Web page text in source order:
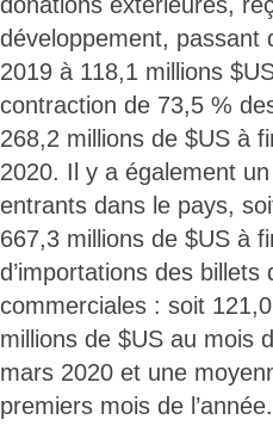
développement, passant
2019 à 118,1 millions
contraction de 73,5 %
268,2 millions de $US à
2020. Il y a également
entrants dans le pays,
667,3 millions de $US à
d’importations des
commerciales : soit
millions de $US au mois
mars 2020 et une
premiers mois de l’année.